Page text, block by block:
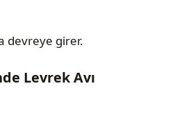
devreye girer.
Levrek Avı